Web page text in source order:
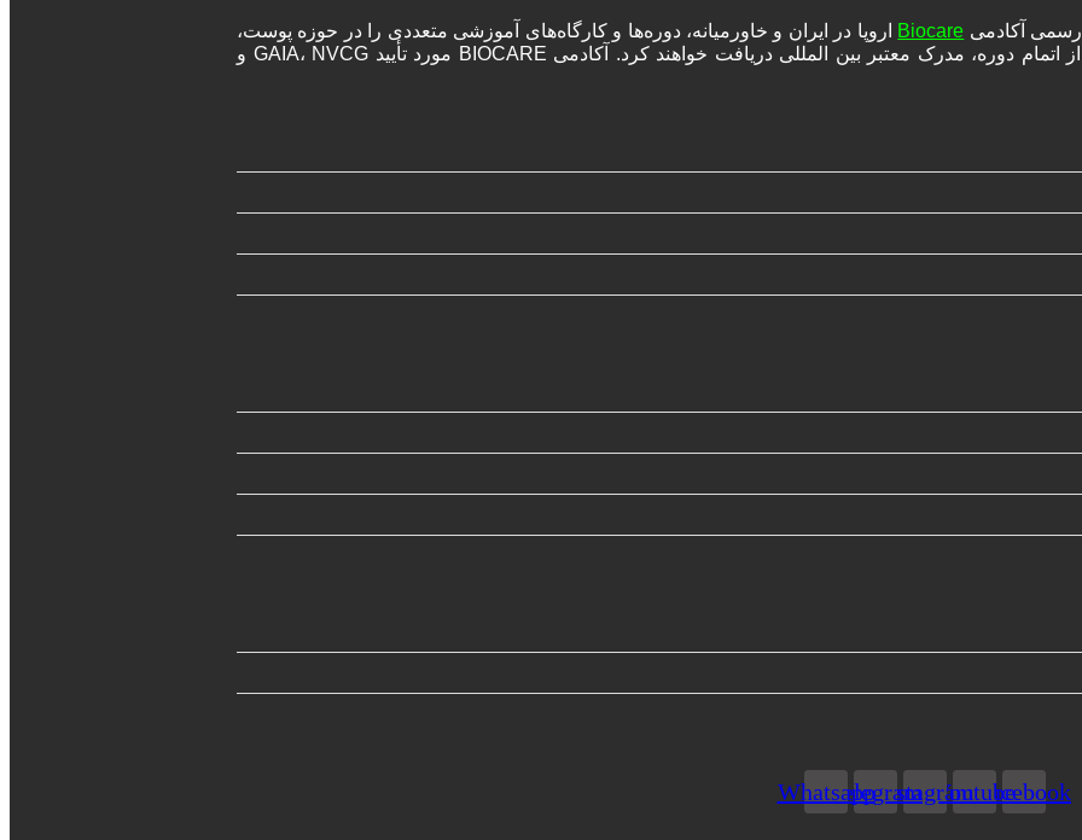
رسمی آکادمی Biocare
اروپا در ایران و خاورمیانه، دوره‌ها و کارگاه‌های آموزشی متعددی را در حوزه پوست،
مو و زیبایی برگزار می‌نماید. پزشکان و جراحان در این دوره‌ها پس از اتمام دوره، مدرک معتبر بین المللی دریافت خواهند کرد. آکادمی BIOCARE مورد تأیید GAIA، NVCG و
Facebook
Youtube
Instagram
Telegram
Whatsapp